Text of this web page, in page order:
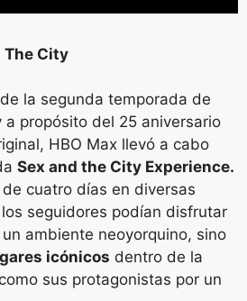
The City
la segunda temporada de
propósito del 25 aniversario
HBO Max llevó a cabo
Sex and the City Experience.
cuatro días en diversas
seguidores podían disfrutar
ambiente neoyorquino, sino
icónicos dentro de la
sus protagonistas por un